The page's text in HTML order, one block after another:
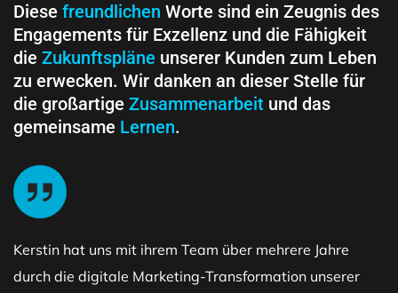
Diese freundlichen Worte sind ein Zeugnis des
Engagements für Exzellenz und die Fähigkeit
die Zukunftspläne unserer Kunden zum Leben
zu erwecken. Wir danken an dieser Stelle für
die großartige Zusammenarbeit und das
gemeinsame Lernen.
Kerstin hat uns mit ihrem Team über mehrere Jahre
durch die digitale Marketing-Transformation unserer